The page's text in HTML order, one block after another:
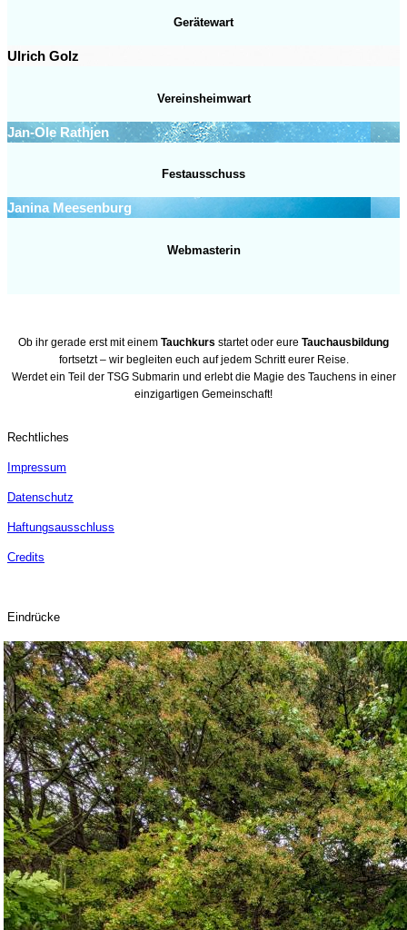
Gerätewart
Ulrich Golz
Vereinsheimwart
Jan-Ole Rathjen
Festausschuss
Janina Meesenburg
Webmasterin
Ob ihr gerade erst mit einem Tauchkurs startet oder eure Tauchausbildung
fortsetzt – wir begleiten euch auf jedem Schritt eurer Reise.
Werdet ein Teil der TSG Submarin und erlebt die Magie des Tauchens in einer
einzigartigen Gemeinschaft!
Rechtliches
Impressum
Datenschutz
Haftungsausschluss
Credits
Eindrücke